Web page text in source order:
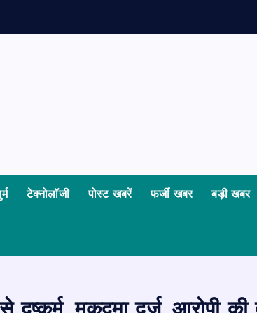
टेक्नोलॉजी पोस्ट खबरें फर्जी खबर बड़ी खबर